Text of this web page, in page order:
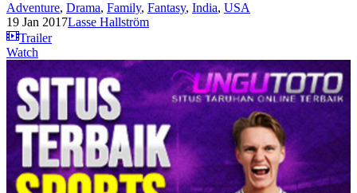
Adventure, Drama, Family, Fantasy, India, USA
19 Jan 2017Lasse Hallström
Trailer
Watch